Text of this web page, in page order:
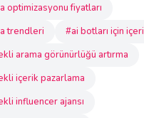
optimizasyonu fiyatları
trendleri
#ai botları için
arama görünürlüğü artırma
içerik pazarlama
influencer ajansı